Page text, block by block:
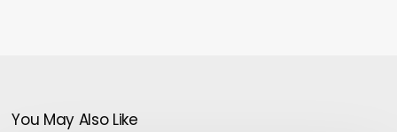
You May Also Like